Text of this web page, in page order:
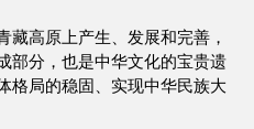
藏高原上产生、发展和完善，
部分，也是中华文化的宝贵遗
格局的稳固、实现中华民族大